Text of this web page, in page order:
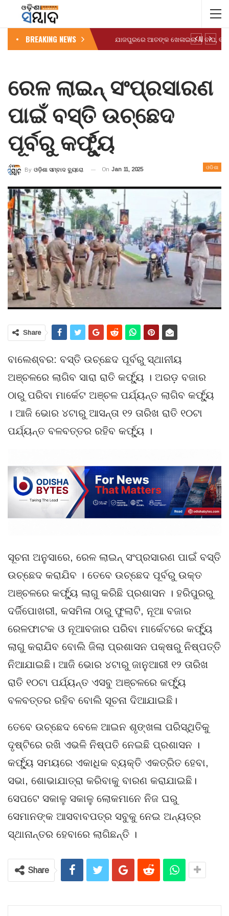
BREAKING NEWS
ରେଳ ଲାଇନ୍ ସଂପ୍ରସାରଣ
ପାଇଁ ବସ୍ତି ଉଚ୍ଛେଦ
ପୂର୍ବରୁ କର୍ଫ୍ୟୁ
ଓଡିଶା
By ଓଡ଼ିଶା ସମ୍ବାଦ ବ୍ୟୁରୋ On Jan 11, 2025
Share
ବାଲେଶ୍ବର: ବସ୍ତି ଉଚ୍ଛେଦ ପୂର୍ବରୁ ସ୍ଥାନୀୟ
ଅଞ୍ଚଳରେ ଲାଗିବ ସାରା ରାତି କର୍ଫ୍ୟୁ । ଅରଡ଼ ବଜାର
ଠାରୁ ପରିବା ମାର୍କେଟ ଅଞ୍ଚଳ ପର୍ଯ୍ୟନ୍ତ ଲାଗିବ କର୍ଫ୍ୟୁ
। ଆଜି ଭୋର ୪ଟାରୁ ଆସନ୍ତା ୧୨ ତାରିଖ ରାତି ୧୦ଟା
ପର୍ଯ୍ୟନ୍ତ ବଳବତ୍ତର ରହିବ କର୍ଫ୍ୟୁ ।
ସୂଚନା ଅନୁସାରେ, ରେଳ ଲାଇନ୍ ସଂପ୍ରସାରଣ ପାଇଁ ବସ୍ତି
ଉଚ୍ଛେଦ କରାଯିବ । ତେବେ ଉଚ୍ଛେଦ ପୂର୍ବରୁ ଉକ୍ତ
ଅଞ୍ଚଳରେ କର୍ଫ୍ୟୁ ଲାଗୁ କରିଛି ପ୍ରଶାସନ । ହରିପୁରରୁ
ଦର୍ଜିପୋଖରୀ, କସମିଳା ଠାରୁ ଫୁଲାଟି, ନୂଆ ବଜାର
ରେଳଫାଟକ ଓ ନୂଆବଜାର ପରିବା ମାର୍କେଟରେ କର୍ଫ୍ୟୁ
ଲାଗୁ କରାଯିବ ବୋଲି ଜିଲା ପ୍ରଶାସନ ପକ୍ଷରୁ ନିଷ୍ପତ୍ତି
ନିଆଯାଇଛି। ଆଜି ଭୋର ୪ଟାରୁ ଜାନୁଆରୀ ୧୨ ତାରିଖ
ରାତି ୧୦ଟା ପର୍ଯ୍ୟନ୍ତ ଏସବୁ ଅଞ୍ଚଳରେ କର୍ଫ୍ୟୁ
ବଳବତ୍ତର ରହିବ ବୋଲି ସୂଚନା ଦିଆଯାଇଛି।
ତେବେ ଉଚ୍ଛେଦ ବେଳେ ଆଇନ ଶୃଙ୍ଖଳା ପରିସ୍ଥିତିକୁ
ଦୃଷ୍ଟିରେ ରଖି ଏଭଳି ନିଷ୍ପତି ନେଇଛି ପ୍ରଶାସନ ।
କର୍ଫ୍ୟୁ ସମୟରେ ଏକାଧିକ ବ୍ୟକ୍ତି ଏକତ୍ରିତ ହେବା,
ସଭା, ଶୋଭାଯାତ୍ରା କରିବାକୁ ବାରଣ କରାଯାଇଛି।
ସେପଟେ ସକାଳୁ ସକାଳୁ ଲୋକମାନେ ନିଜ ଘରୁ
ସେମାନଙ୍କ ଆସବାବପତ୍ର ସବୁକୁ ନେଇ ଅନ୍ୟତ୍ର
ସ୍ଥାନାନ୍ତର ହେବାରେ ଲାଗିଛନ୍ତି ।
Share